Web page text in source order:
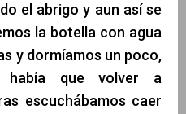
el abrigo y aun así se
la botella con agua
y dormíamos un poco,
había que volver a
escuchábamos caer